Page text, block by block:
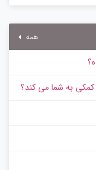
همه
به شما می کند؟